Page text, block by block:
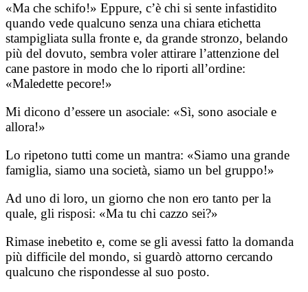
«Ma che schifo!» Eppure, c’è chi si sente infastidito
quando vede qualcuno senza una chiara etichetta
stampigliata sulla fronte e, da grande stronzo, belando
più del dovuto, sembra voler attirare l’attenzione del
cane pastore in modo che lo riporti all’ordine:
«Maledette pecore!»
Mi dicono d’essere un asociale: «Sì, sono asociale e
allora!»
Lo ripetono tutti come un mantra: «Siamo una grande
famiglia, siamo una società, siamo un bel gruppo!»
Ad uno di loro, un giorno che non ero tanto per la
quale, gli risposi: «Ma tu chi cazzo sei?»
Rimase inebetito e, come se gli avessi fatto la domanda
più difficile del mondo, si guardò attorno cercando
qualcuno che rispondesse al suo posto.